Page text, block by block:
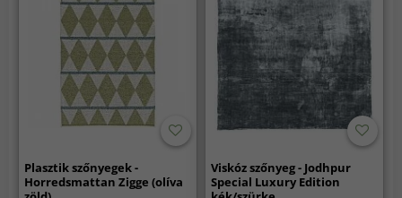
Plasztik szőnyegek -
Horredsmattan Zigge (olíva
Viskóz szőnyeg - Jodhpur
Special Luxury Edition